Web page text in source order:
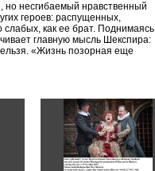
но несгибаемый нравственный
героев: распущенных,
как ее брат. Поднимаясь
главную мысль Шекспира:
«Жизнь позорная еще